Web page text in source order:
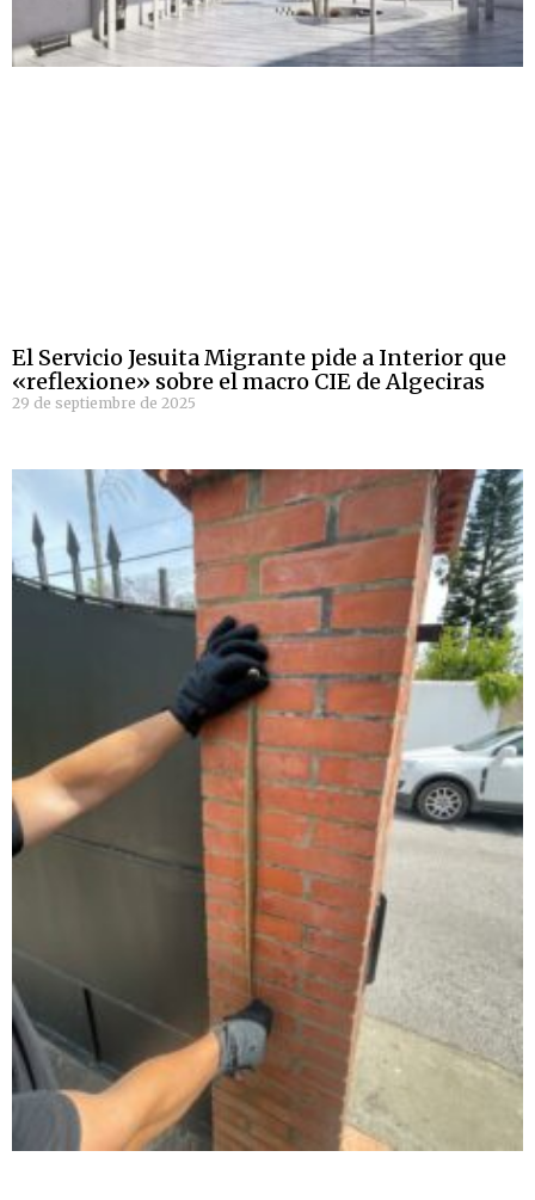
El Servicio Jesuita Migrante pide a Interior que
«reflexione» sobre el macro CIE de Algeciras
29 de septiembre de 2025